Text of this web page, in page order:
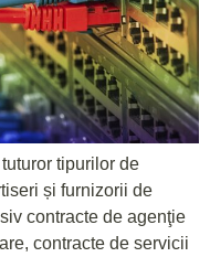
tipurilor de
și furnizorii de
contracte de agenţie
contracte de servicii